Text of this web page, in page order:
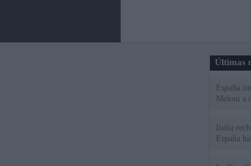
Últimas
España
Meloni a
Italia
España